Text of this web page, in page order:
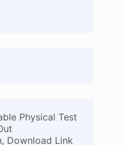
Physical Test
Download Link